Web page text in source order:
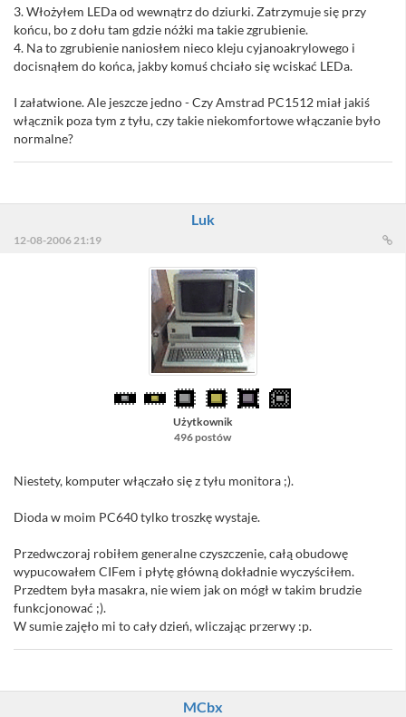
3. Włożyłem LEDa od wewnątrz do dziurki. Zatrzymuje się przy
końcu, bo z dołu tam gdzie nóżki ma takie zgrubienie.
4. Na to zgrubienie naniosłem nieco kleju cyjanoakrylowego i
docisnąłem do końca, jakby komuś chciało się wciskać LEDa.
I załatwione. Ale jeszcze jedno - Czy Amstrad PC1512 miał jakiś
włącznik poza tym z tyłu, czy takie niekomfortowe włączanie było
normalne?
Luk
12-08-2006 21:19
Użytkownik
496 postów
Niestety, komputer włączało się z tyłu monitora ;).
Dioda w moim PC640 tylko troszkę wystaje.
Przedwczoraj robiłem generalne czyszczenie, całą obudowę
wypucowałem CIFem i płytę główną dokładnie wyczyściłem.
Przedtem była masakra, nie wiem jak on mógł w takim brudzie
funkcjonować ;).
W sumie zajęło mi to cały dzień, wliczając przerwy :p.
MCbx